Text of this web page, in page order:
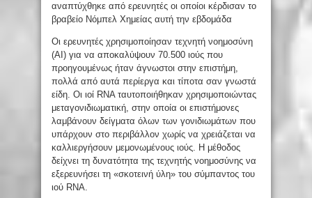
αναπτύχθηκε από ερευνητές οι οποίοι κέρδισαν το
βραβείο Νόμπελ Χημείας αυτή την εβδομάδα
Οι ερευνητές χρησιμοποίησαν τεχνητή νοημοσύνη
(AI) για να αποκαλύψουν 70.500 ιούς που
προηγουμένως ήταν άγνωστοι στην επιστήμη,
πολλά από αυτά περίεργα και τίποτα σαν γνωστά
είδη. Οι ιοί RNA ταυτοποιήθηκαν χρησιμοποιώντας
μεταγονιδιωματική, στην οποία οι επιστήμονες
λαμβάνουν δείγματα όλων των γονιδιωμάτων που
υπάρχουν στο περιβάλλον χωρίς να χρειάζεται να
καλλιεργήσουν μεμονωμένους ιούς. Η μέθοδος
δείχνει τη δυνατότητα της τεχνητής νοημοσύνης να
εξερευνήσει τη «σκοτεινή ύλη» του σύμπαντος του
ιού RNA.